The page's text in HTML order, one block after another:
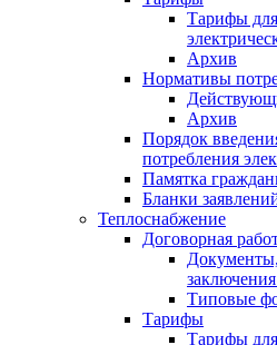
Тарифы
Архив
Нормативы
Архив
Порядок
потребления
Памятка
Бланки
Теплоснабжение
Договорная
Типовые
Тарифы
Тарифы